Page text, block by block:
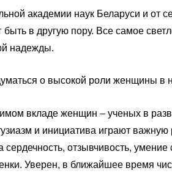
академии наук Беларуси и от
быть в другую пору. Все самое
надежды.
о высокой роли женщины
вкладе женщин – ученых в
и инициатива играют
отзывчивость,
Уверен, в ближайшее время